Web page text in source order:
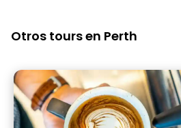
Otros tours en Perth